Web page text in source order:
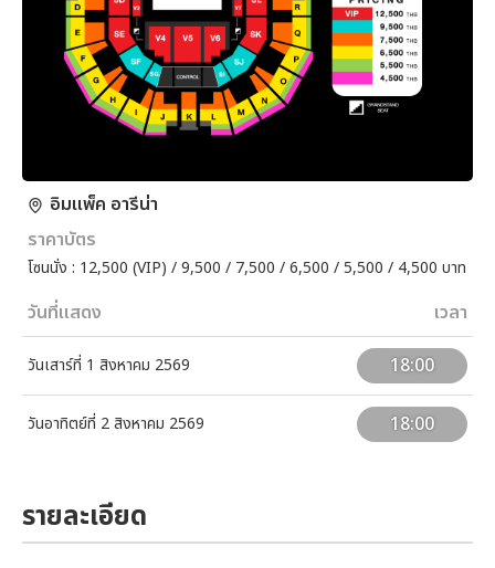
อิมแพ็ค อารีน่า
ราคาบัตร
โซนนั่ง : 12,500 (VIP) / 9,500 / 7,500 / 6,500 / 5,500 / 4,500 บาท
วันที่แสดง เวลา
วันเสาร์ที่ 1 สิงหาคม 2569 18:00
วันอาทิตย์ที่ 2 สิงหาคม 2569 18:00
รายละเอียด